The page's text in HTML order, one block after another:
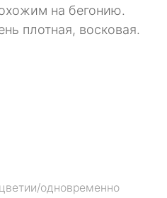
на бегонию.
плотная, восковая.
одновременно